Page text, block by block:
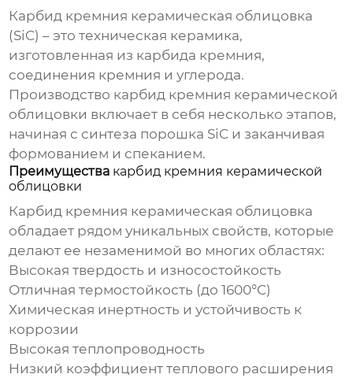
Карбид кремния керамическая облицовка
(SiC) – это техническая керамика,
изготовленная из карбида кремния,
соединения кремния и углерода.
Производство карбид кремния керамической
облицовки включает в себя несколько этапов,
начиная с синтеза порошка SiC и заканчивая
формованием и спеканием.
Преимущества карбид кремния керамической
облицовки
Карбид кремния керамическая облицовка
обладает рядом уникальных свойств, которые
делают ее незаменимой во многих областях:
Высокая твердость и износостойкость
Отличная термостойкость (до 1600°C)
Химическая инертность и устойчивость к
коррозии
Высокая теплопроводность
Низкий коэффициент теплового расширения